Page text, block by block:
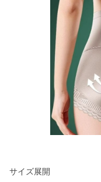
サイズ展開